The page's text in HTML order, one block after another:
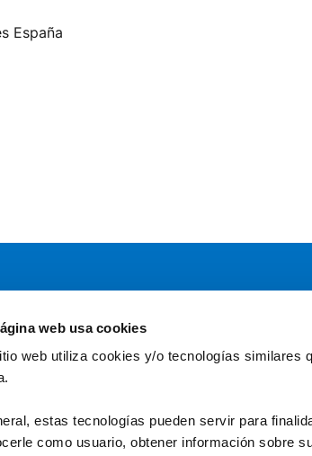
web usa cookies
web utiliza cookies y/o tecnologías similares
estas tecnologías pueden servir para
como usuario, obtener información sobre
España
Convocatoria